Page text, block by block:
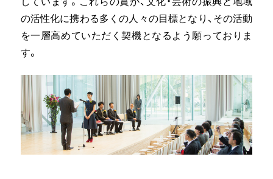
の活性化に携わる多くの人々の目標となり、その活動
を一層高めていただく契機となるよう願っておりま
す。